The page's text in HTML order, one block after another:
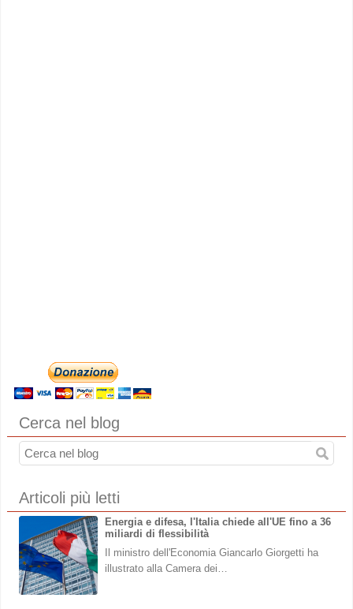
Cerca nel blog
Articoli più letti
Energia e difesa, l'Italia chiede all'UE fino a 36
miliardi di flessibilità
Il ministro dell'Economia Giancarlo Giorgetti ha
illustrato alla Camera dei…